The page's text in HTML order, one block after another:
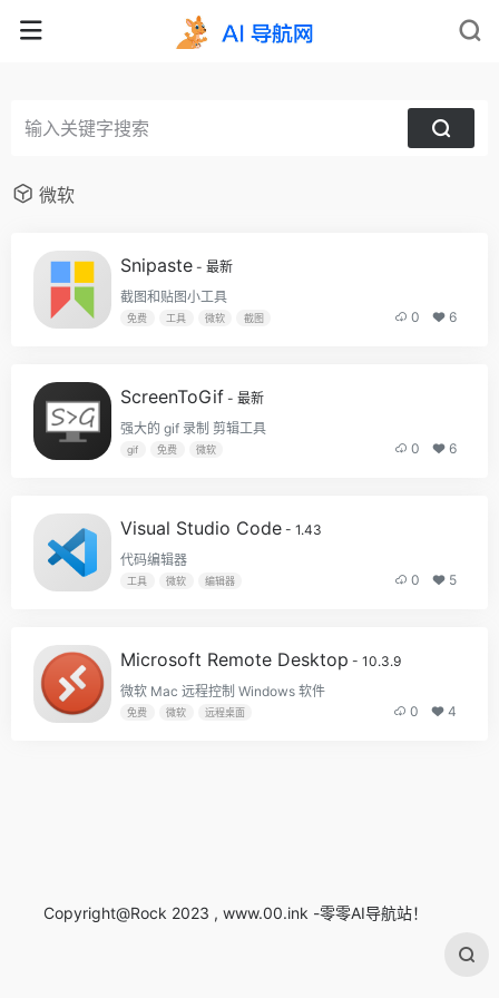
微软
Snipaste - 最新
截图和贴图小工具
免费 工具 微软 截图 0 6
ScreenToGif - 最新
强大的 gif 录制 剪辑工具
gif 免费 微软 0 6
Visual Studio Code - 1.43
代码编辑器
工具 微软 编辑器 0 5
Microsoft Remote Desktop - 10.3.9
微软 Mac 远程控制 Windows 软件
免费 微软 远程桌面 0 4
Copyright@Rock 2023 , www.00.ink -零零AI导航站！